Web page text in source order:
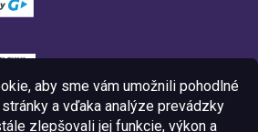
aby sme vám umožnili pohodlné
a vďaka analýze prevádzky
zlepšovali jej funkcie, výkon a
Nakupujte na FOA bezpečne a bez obáv.